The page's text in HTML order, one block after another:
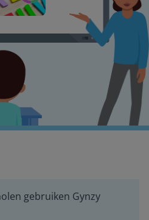
gebruiken Gynzy